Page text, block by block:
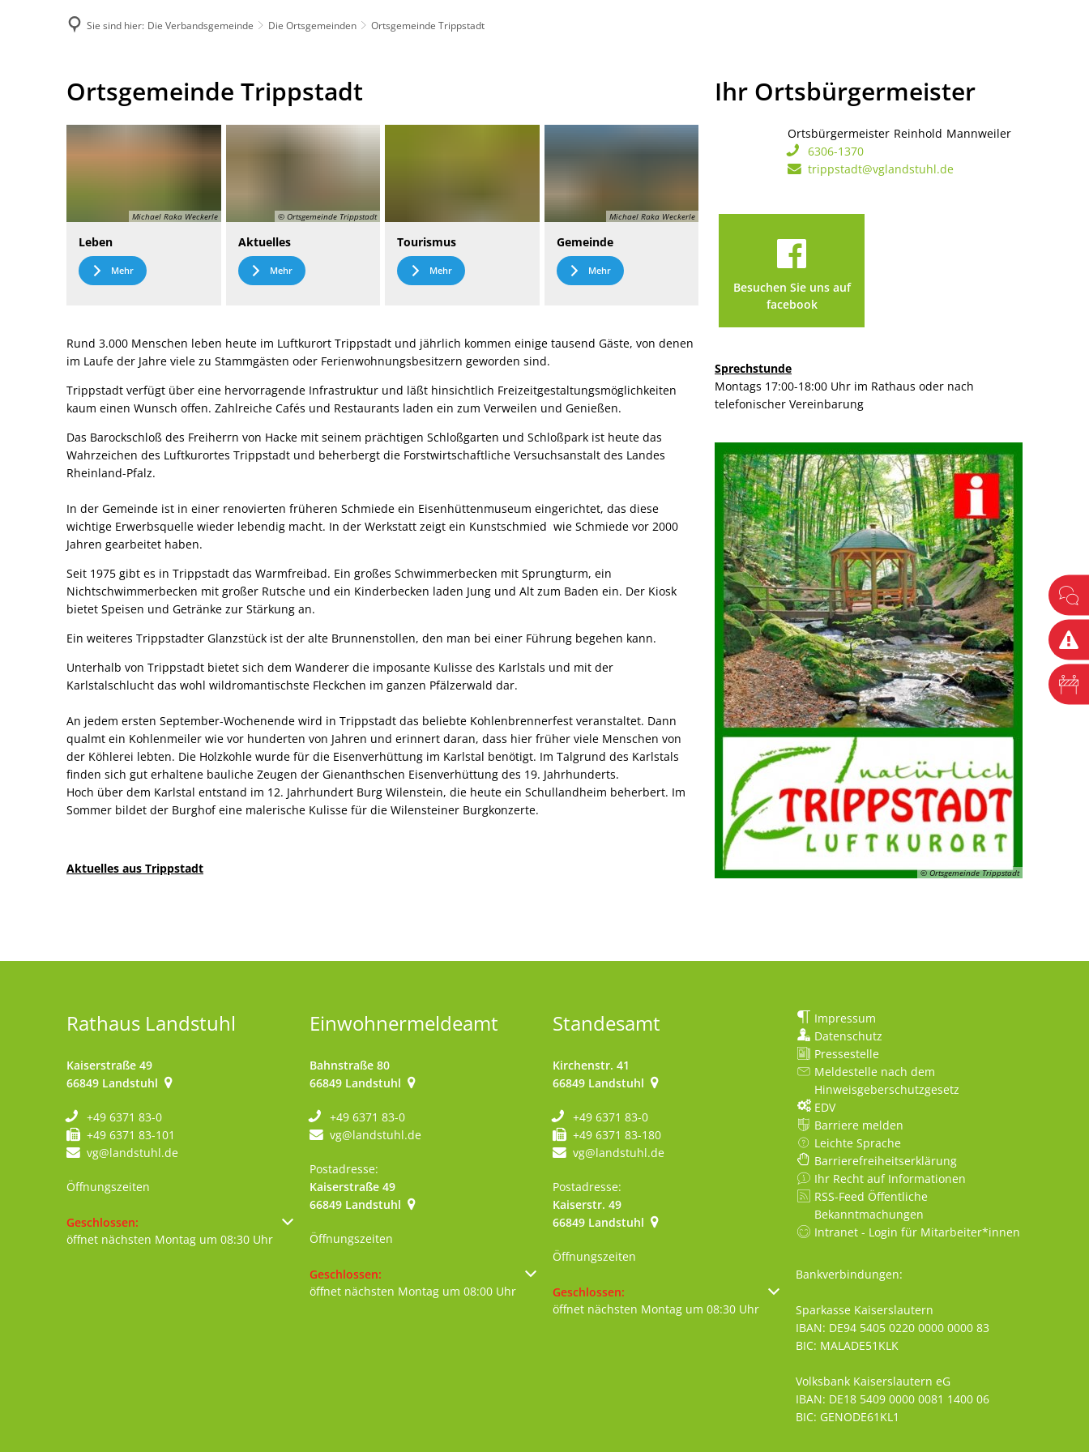
Sie sind hier: Die Verbandsgemeinde Die Ortsgemeinden Ortsgemeinde Trippstadt
Ortsgemeinde
Trippstadt
Ortsgemeinde Trippstadt
Michael Raka Weckerle
Leben
Mehr
© Ortsgemeinde Trippstadt
Aktuelles
Mehr
Tourismus
Mehr
Michael Raka Weckerle
Gemeinde
Mehr
Rund 3.000 Menschen leben heute im Luftkurort Trippstadt und jährlich kommen einige tausend Gäste, von denen
im Laufe der Jahre viele zu Stammgästen oder Ferienwohnungsbesitzern geworden sind.
Trippstadt verfügt über eine hervorragende Infrastruktur und läßt hinsichtlich Freizeitgestaltungsmöglichkeiten
kaum einen Wunsch offen. Zahlreiche Cafés und Restaurants laden ein zum Verweilen und Genießen.
Das Barockschloß des Freiherrn von Hacke mit seinem prächtigen Schloßgarten und Schloßpark ist heute das
Wahrzeichen des Luftkurortes Trippstadt und beherbergt die Forstwirtschaftliche Versuchsanstalt des Landes
Rheinland-Pfalz.
In der Gemeinde ist in einer renovierten früheren Schmiede ein Eisenhüttenmuseum eingerichtet, das diese
wichtige Erwerbsquelle wieder lebendig macht. In der Werkstatt zeigt ein Kunstschmied wie Schmiede vor 2000
Jahren gearbeitet haben.
Seit 1975 gibt es in Trippstadt das Warmfreibad. Ein großes Schwimmerbecken mit Sprungturm, ein
Nichtschwimmerbecken mit großer Rutsche und ein Kinderbecken laden Jung und Alt zum Baden ein. Der Kiosk
bietet Speisen und Getränke zur Stärkung an.
Ein weiteres Trippstadter Glanzstück ist der alte Brunnenstollen, den man bei einer Führung begehen kann.
Unterhalb von Trippstadt bietet sich dem Wanderer die imposante Kulisse des Karlstals und mit der
Karlstalschlucht das wohl wildromantischste Fleckchen im ganzen Pfälzerwald dar.
An jedem ersten September-Wochenende wird in Trippstadt das beliebte Kohlenbrennerfest veranstaltet. Dann
qualmt ein Kohlenmeiler wie vor hunderten von Jahren und erinnert daran, dass hier früher viele Menschen von
der Köhlerei lebten. Die Holzkohle wurde für die Eisenverhüttung im Karlstal benötigt. Im Talgrund des Karlstals
finden sich gut erhaltene bauliche Zeugen der Gienanthschen Eisenverhüttung des 19. Jahrhunderts.
Hoch über dem Karlstal entstand im 12. Jahrhundert Burg Wilenstein, die heute ein Schullandheim beherbert. Im
Sommer bildet der Burghof eine malerische Kulisse für die Wilensteiner Burgkonzerte.
Aktuelles aus Trippstadt
Ihr Ortsbürgermeister
Ortsbürgermeister Reinhold Mannweiler
6306-1370
trippstadt@vglandstuhl.de
Besuchen Sie uns auf
facebook
Sprechstunde
Montags 17:00-18:00 Uhr im Rathaus oder nach
telefonischer Vereinbarung
© Ortsgemeinde Trippstadt
Rathaus Landstuhl
Kaiserstraße 49
66849 Landstuhl
+49 6371 83-0
+49 6371 83-101
vg@landstuhl.de
Öffnungszeiten
Klicken, um weitere Öffnungs- oder Schließzeiten auszublenden
Geschlossen:
öffnet nächsten Montag um 08:30 Uhr
Einwohnermeldeamt
Bahnstraße 80
66849 Landstuhl
+49 6371 83-0
vg@landstuhl.de
Postadresse:
Kaiserstraße 49
66849 Landstuhl
Öffnungszeiten
Klicken, um weitere Öffnungs- oder Schließzeiten auszublenden
Geschlossen:
öffnet nächsten Montag um 08:00 Uhr
Standesamt
Kirchenstr. 41
66849 Landstuhl
+49 6371 83-0
+49 6371 83-180
vg@landstuhl.de
Postadresse:
Kaiserstr. 49
66849 Landstuhl
Öffnungszeiten
Klicken, um weitere Öffnungs- oder Schließzeiten auszublenden
Geschlossen:
öffnet nächsten Montag um 08:30 Uhr
Impressum
Datenschutz
Pressestelle
Meldestelle nach dem
Hinweisgeberschutzgesetz
EDV
Barriere melden
Leichte Sprache
Barrierefreiheitserklärung
Ihr Recht auf Informationen
RSS-Feed Öffentliche
Bekanntmachungen
Intranet - Login für Mitarbeiter*innen
Bankverbindungen:
Sparkasse Kaiserslautern
IBAN: DE94 5405 0220 0000 0000 83
BIC: MALADE51KLK
Volksbank Kaiserslautern eG
IBAN: DE18 5409 0000 0081 1400 06
BIC: GENODE61KL1